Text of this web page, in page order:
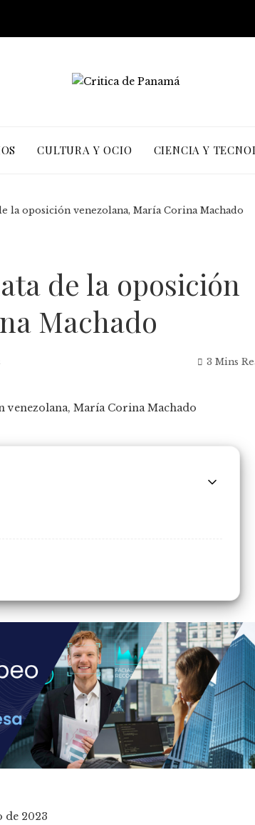
CULTURA Y OCIO CIENCIA Y
la oposición venezolana, María Corina Machado
de la oposición
Machado
3 Mins
de 2023